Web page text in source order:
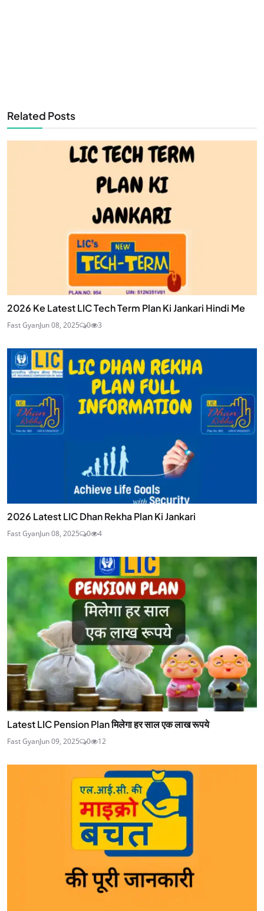
Related Posts
2026 Ke Latest LIC Tech Term Plan Ki Jankari Hindi Me
Fast GyanJun 08, 2025 0 3
2026 Latest LIC Dhan Rekha Plan Ki Jankari
Fast GyanJun 08, 2025 0 4
Latest LIC Pension Plan मिलेगा हर साल एक लाख रूपये
Fast GyanJun 09, 2025 0 12